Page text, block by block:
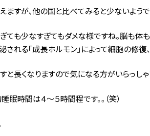
ますが、他の国と比べてみると少ないようで
ても少なすぎてもダメな様ですね。脳も体
される「成長ホルモン」によって細胞の修
と長くなりますので気になる方がいらっし
時間は４～５時間程です。。（笑）